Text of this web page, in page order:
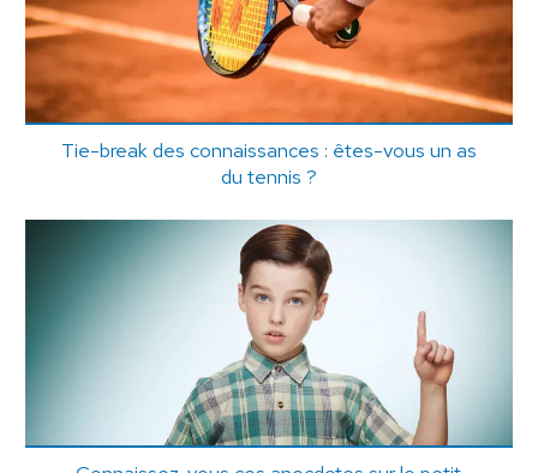
Tie-break des connaissances : êtes-vous un as
du tennis ?